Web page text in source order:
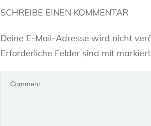
SCHREIBE EINEN KOMMENTAR
Deine E-Mail-Adresse wird nicht
Erforderliche Felder sind mit